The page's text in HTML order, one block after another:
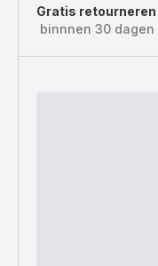
Gratis retourneren
binnnen 30 dagen